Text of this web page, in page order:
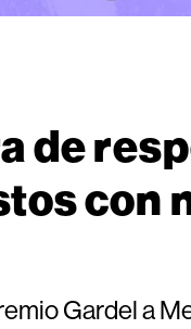
de
con
Gardel a